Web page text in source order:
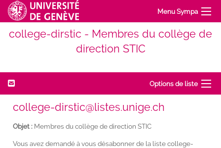
Menu Sympa
college-dirstic - Membres du collège de
direction STIC
Options de liste
college-dirstic@listes.unige.ch
Objet : Membres du collège de direction STIC
Vous avez demandé à vous désabonner de la liste college-